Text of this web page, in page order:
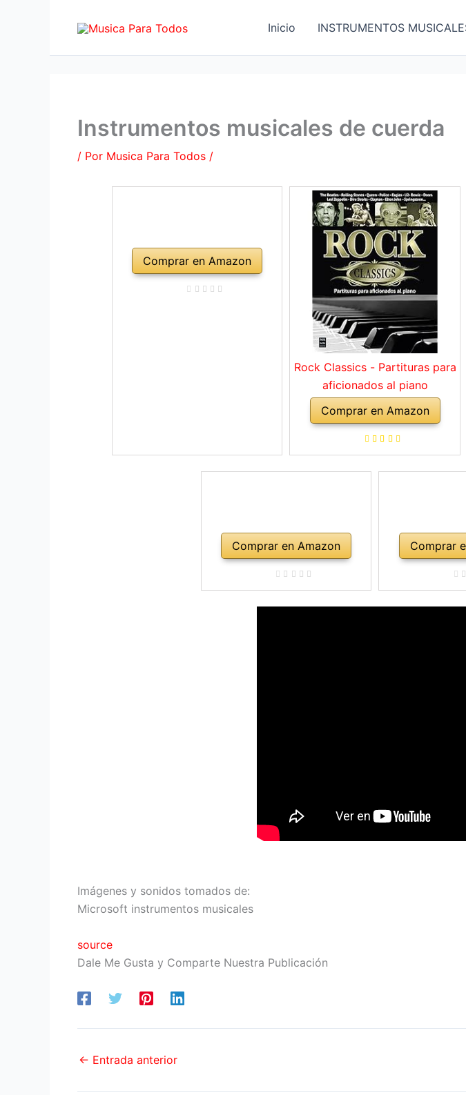
Inicio INSTRUMENTOS
Instrumentos musicales de cuerda
/ Por Musica Para Todos /
Comprar en Amazon
Rock Classics - Partituras para
aficionados al piano
Comprar en Amazon
Comprar en Amazon Comprar
Imágenes y sonidos tomados de:
Microsoft instrumentos musicales
source
Dale Me Gusta y Comparte Nuestra Publicación
← Entrada anterior